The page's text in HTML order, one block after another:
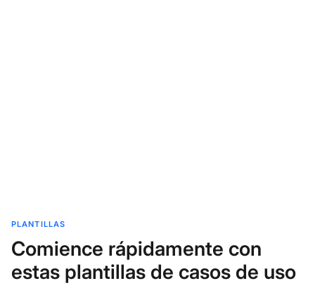
PLANTILLAS
Comience rápidamente con
estas plantillas de casos de uso